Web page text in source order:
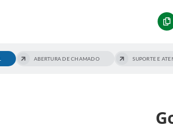
ABERTURA DE CHAMADO SUPORTE E